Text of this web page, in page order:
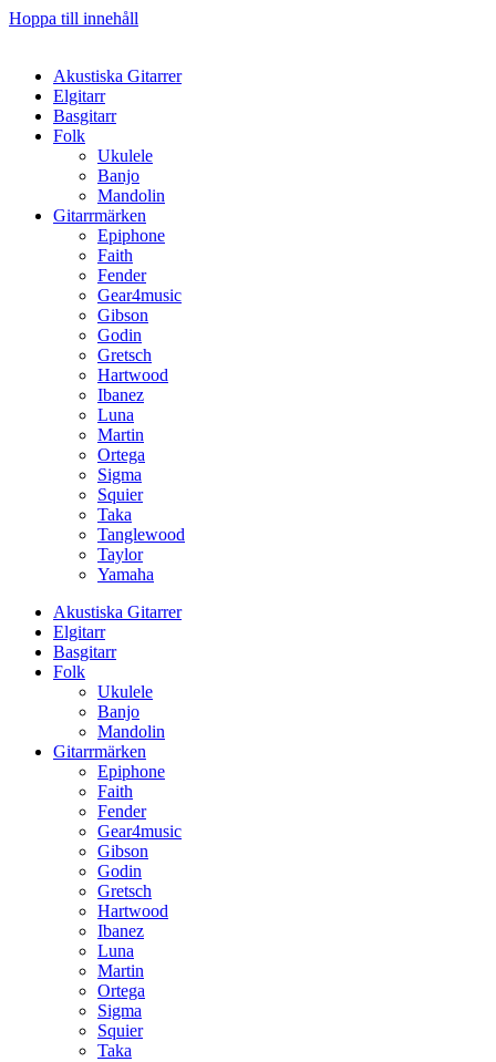
Hoppa till innehåll
Akustiska Gitarrer
Elgitarr
Basgitarr
Folk
Ukulele
Banjo
Mandolin
Gitarrmärken
Epiphone
Faith
Fender
Gear4music
Gibson
Godin
Gretsch
Hartwood
Ibanez
Luna
Martin
Ortega
Sigma
Squier
Taka
Tanglewood
Taylor
Yamaha
Akustiska Gitarrer
Elgitarr
Basgitarr
Folk
Ukulele
Banjo
Mandolin
Gitarrmärken
Epiphone
Faith
Fender
Gear4music
Gibson
Godin
Gretsch
Hartwood
Ibanez
Luna
Martin
Ortega
Sigma
Squier
Taka